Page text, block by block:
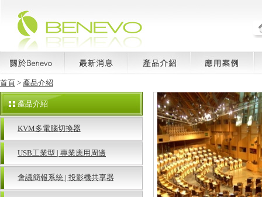
首頁 > 產品介紹
產品介紹
KVM多電腦切換器
USB工業型 | 專業應用周邊
會議簡報系統 | 投影機共享器